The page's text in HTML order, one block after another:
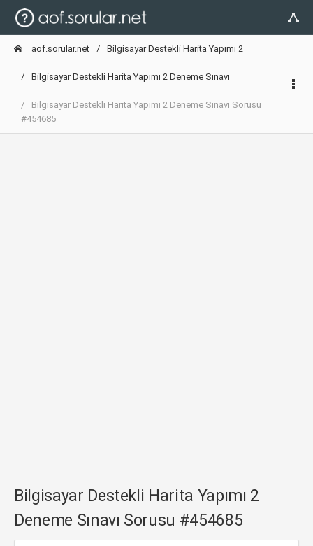
aof.sorular.net Bilgisayar Destekli Harita Yapımı 2
Bilgisayar Destekli Harita Yapımı 2 Deneme Sınavı
Bilgisayar Destekli Harita Yapımı 2 Deneme Sınavı Sorusu
#454685
Bilgisayar Destekli Harita Yapımı 2
Deneme Sınavı Sorusu #454685